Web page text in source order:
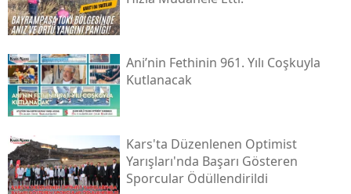
Nevşehir
Rize
Ani’nin Fethinin 961. Yılı Coşkuyla
Kutlanacak
Kars'ta Düzenlenen Optimist
Yarışları'nda Başarı Gösteren
Sporcular Ödüllendirildi